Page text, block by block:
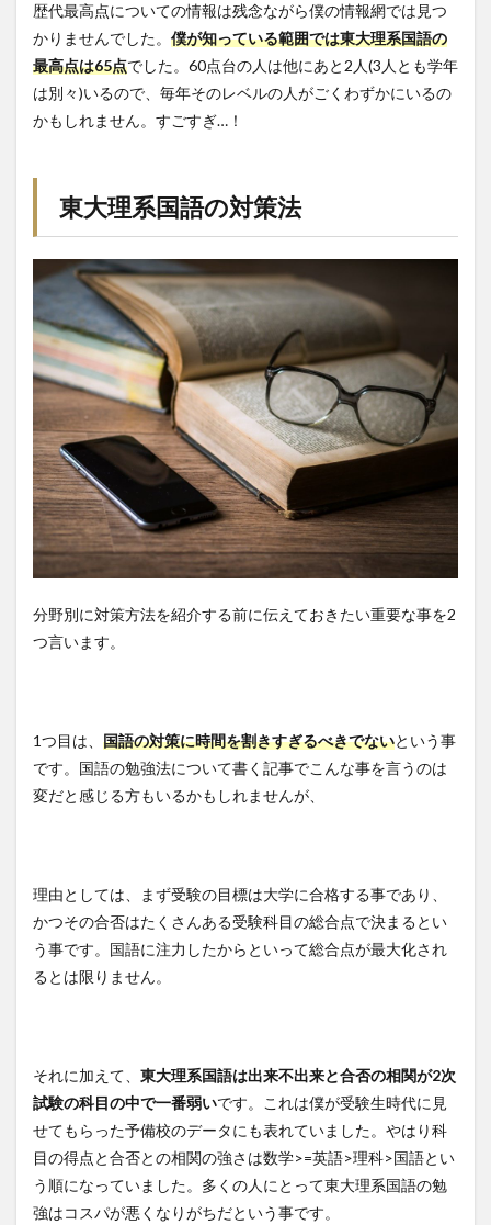
歴代最高点についての情報は残念ながら僕の情報網では見つ
かりませんでした。 僕が知っている範囲では東大理系国語の
最高点は65点でした。60点台の人は他にあと2人(3人とも学年
は別々)いるので、毎年そのレベルの人がごくわずかにいるの
かもしれません。すごすぎ…！
東大理系国語の対策法
分野別に対策方法を紹介する前に伝えておきたい重要な事を2
つ言います。
1つ目は、 国語の対策に時間を割きすぎるべきでないという事
です。国語の勉強法について書く記事でこんな事を言うのは
変だと感じる方もいるかもしれませんが、
理由としては、まず受験の目標は大学に合格する事であり、
かつその合否はたくさんある受験科目の総合点で決まるとい
う事です。国語に注力したからといって総合点が最大化され
るとは限りません。
それに加えて、 東大理系国語は出来不出来と合否の相関が2次
試験の科目の中で一番弱いです。これは僕が受験生時代に見
せてもらった予備校のデータにも表れていました。やはり科
目の得点と合否との相関の強さは数学>=英語>理科>国語とい
う順になっていました。多くの人にとって東大理系国語の勉
強はコスパが悪くなりがちだという事です。